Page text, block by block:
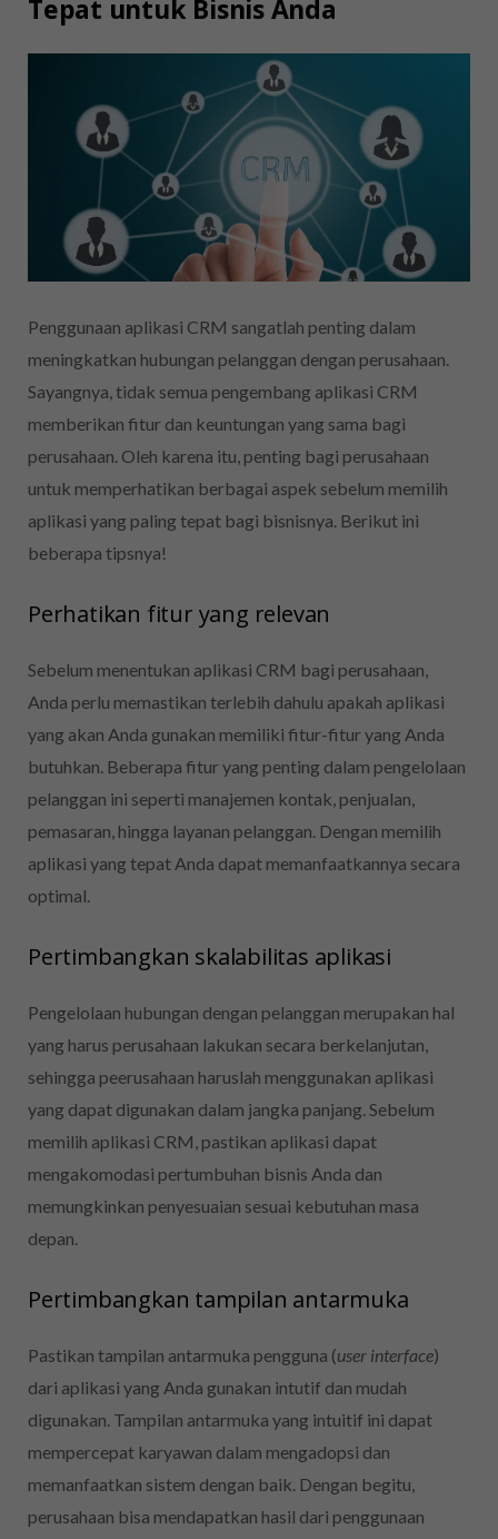
Tepat untuk Bisnis Anda
Penggunaan aplikasi CRM sangatlah penting dalam
meningkatkan hubungan pelanggan dengan perusahaan.
Sayangnya, tidak semua pengembang aplikasi CRM
memberikan fitur dan keuntungan yang sama bagi
perusahaan. Oleh karena itu, penting bagi perusahaan
untuk memperhatikan berbagai aspek sebelum memilih
aplikasi yang paling tepat bagi bisnisnya. Berikut ini
beberapa tipsnya!
Perhatikan fitur yang relevan
Sebelum menentukan aplikasi CRM bagi perusahaan,
Anda perlu memastikan terlebih dahulu apakah aplikasi
yang akan Anda gunakan memiliki fitur-fitur yang Anda
butuhkan. Beberapa fitur yang penting dalam pengelolaan
pelanggan ini seperti manajemen kontak, penjualan,
pemasaran, hingga layanan pelanggan. Dengan memilih
aplikasi yang tepat Anda dapat memanfaatkannya secara
optimal.
Pertimbangkan skalabilitas aplikasi
Pengelolaan hubungan dengan pelanggan merupakan hal
yang harus perusahaan lakukan secara berkelanjutan,
sehingga peerusahaan haruslah menggunakan aplikasi
yang dapat digunakan dalam jangka panjang. Sebelum
memilih aplikasi CRM, pastikan aplikasi dapat
mengakomodasi pertumbuhan bisnis Anda dan
memungkinkan penyesuaian sesuai kebutuhan masa
depan.
Pertimbangkan tampilan antarmuka
Pastikan tampilan antarmuka pengguna (user interface)
dari aplikasi yang Anda gunakan intutif dan mudah
digunakan. Tampilan antarmuka yang intuitif ini dapat
mempercepat karyawan dalam mengadopsi dan
memanfaatkan sistem dengan baik. Dengan begitu,
perusahaan bisa mendapatkan hasil dari penggunaan